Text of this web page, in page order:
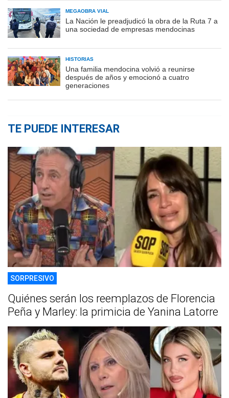
MEGAOBRA VIAL
La Nación le preadjudicó la obra de la Ruta 7 a
una sociedad de empresas mendocinas
HISTORIAS
Una familia mendocina volvió a reunirse
después de años y emocionó a cuatro
generaciones
TE PUEDE INTERESAR
SORPRESIVO
Quiénes serán los reemplazos de Florencia
Peña y Marley: la primicia de Yanina Latorre